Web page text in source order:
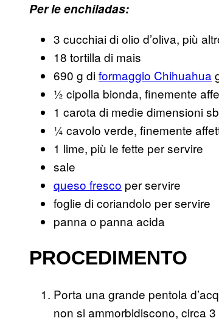
Per le enchiladas:
3 cucchiai di olio d’oliva, più
18 tortilla di mais
690 g diformaggio Chihuahua
½ cipolla bionda, finemente
1 carota di medie dimensioni
¼ cavolo verde, finemente
1 lime, più le fette per servire
sale
queso fresco per servire
foglie di coriandolo per servire
panna o panna acida
PROCEDIMENTO
Porta una grande pentola
non si ammorbidiscono, circa